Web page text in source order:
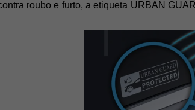
roubo e furto, a etiqueta URBAN